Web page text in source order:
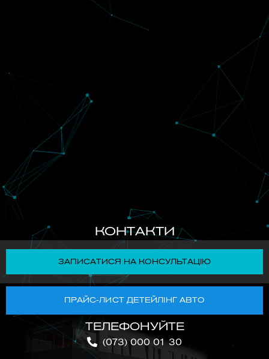
КОНТАКТИ
ЗАПИСАТИСЯ НА КОНСУЛЬТАЦІЮ
ПРАЙС-ЛИСТ ДЕТЕЙЛІНГ АВТО
ТЕЛЕФОНУЙТЕ
(073) 000 01 30